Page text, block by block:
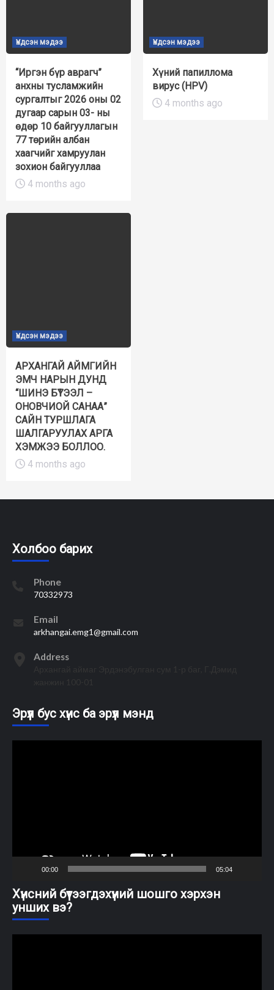
Үндсэн мэдээ
“Иргэн бүр аврагч”
анхны тусламжийн
сургалтыг 2026 оны 02
дугаар сарын 03- ны
өдөр 10 байгууллагын
77 төрийн албан
хаагчийг хамруулан
зохион байгууллаа
4 months ago
Үндсэн мэдээ
Хүний папиллома
вирус (HPV)
4 months ago
Үндсэн мэдээ
АРХАНГАЙ АЙМГИЙН
ЭМЧ НАРЫН ДУНД
“ШИНЭ БҮТЭЭЛ –
ОНОВЧИОЙ САНАА”
САЙН ТУРШЛАГА
ШАЛГАРУУЛАХ АРГА
ХЭМЖЭЭ БОЛЛОО.
4 months ago
Холбоо барих
Phone
70332973
Email
arkhangai.emg1@gmail.com
Address
Эрүүл бус хүнс ба эрүүл мэнд
00:00 05:04
Хүнсний бүтээгдэхүүний шошго хэрхэн
унших вэ?